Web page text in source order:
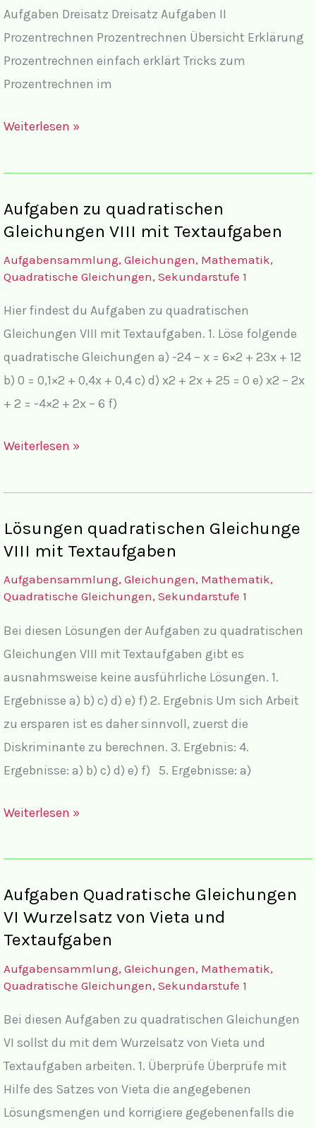
Aufgaben Dreisatz Dreisatz Aufgaben II
Prozentrechnen Prozentrechnen Übersicht Erklärung
Prozentrechnen einfach erklärt Tricks zum
Prozentrechnen im
Wiederholung
I
Weiterlesen »
Aufgaben zu quadratischen
Gleichungen VIII mit Textaufgaben
Aufgabensammlung, Gleichungen, Mathematik,
Quadratische Gleichungen, Sekundarstufe 1
Hier findest du Aufgaben zu quadratischen
Gleichungen VIII mit Textaufgaben. 1. Löse folgende
quadratische Gleichungen a) -24 – x = 6×2 + 23x + 12
b) 0 = 0,1×2 + 0,4x + 0,4 c) d) x2 + 2x + 25 = 0 e) x2 – 2x
+ 2 = -4×2 + 2x – 6 f)
Aufgaben
quadratischen
VIII
mit
Textaufgaben
Weiterlesen »
Lösungen quadratischen Gleichunge
VIII mit Textaufgaben
Aufgabensammlung, Gleichungen, Mathematik,
Quadratische Gleichungen, Sekundarstufe 1
Bei diesen Lösungen der Aufgaben zu quadratischen
Gleichungen VIII mit Textaufgaben gibt es
ausnahmsweise keine ausführliche Lösungen. 1.
Ergebnisse a) b) c) d) e) f) 2. Ergebnis Um sich Arbeit
zu ersparen ist es daher sinnvoll, zuerst die
Diskriminante zu berechnen. 3. Ergebnis: 4.
Ergebnisse: a) b) c) d) e) f) 5. Ergebnisse: a)
Lösungen
Gleichunge
mit
Weiterlesen »
Aufgaben Quadratische Gleichungen
VI Wurzelsatz von Vieta und
Textaufgaben
Aufgabensammlung, Gleichungen, Mathematik,
Quadratische Gleichungen, Sekundarstufe 1
Bei diesen Aufgaben zu quadratischen Gleichungen
VI sollst du mit dem Wurzelsatz von Vieta und
Textaufgaben arbeiten. 1. Überprüfe Überprüfe mit
Hilfe des Satzes von Vieta die angegebenen
Lösungsmengen und korrigiere gegebenenfalls die